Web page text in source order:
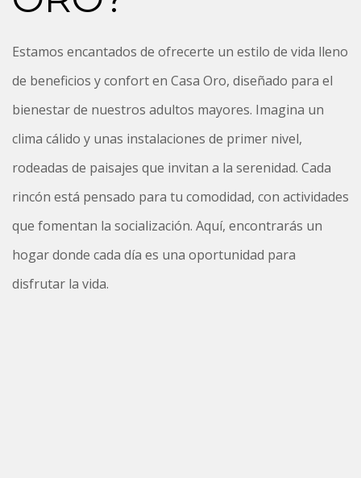
Estamos encantados de ofrecerte un estilo de vida lleno
de beneficios y confort en Casa Oro, diseñado para el
bienestar de nuestros adultos mayores. Imagina un
clima cálido y unas instalaciones de primer nivel,
rodeadas de paisajes que invitan a la serenidad. Cada
rincón está pensado para tu comodidad, con actividades
que fomentan la socialización. Aquí, encontrarás un
hogar donde cada día es una oportunidad para
disfrutar la vida.